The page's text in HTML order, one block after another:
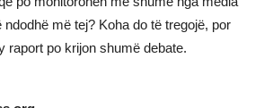
më tej? Koha do të tregojë, por
raport po krijon shumë debate.